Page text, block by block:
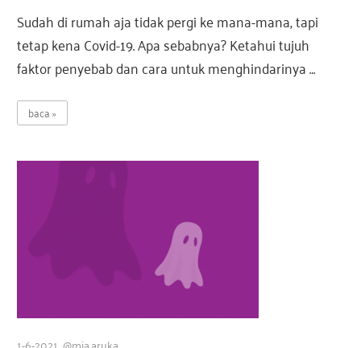
Sudah di rumah aja tidak pergi ke mana-mana, tapi
tetap kena Covid-19. Apa sebabnya? Ketahui tujuh
faktor penyebab dan cara untuk menghindarinya …
baca